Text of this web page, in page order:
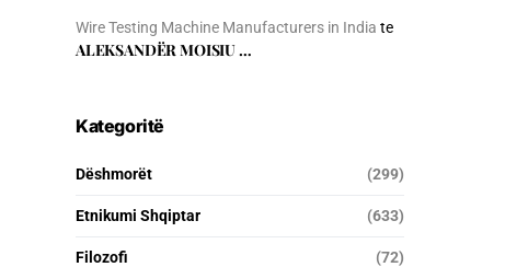
Wire Testing Machine Manufacturers in India te
ALEKSANDËR MOISIU …
Kategoritë
Dëshmorët (299)
Etnikumi Shqiptar (633)
Filozofi (72)